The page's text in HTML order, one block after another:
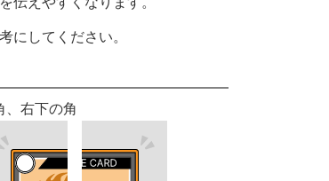
にしてください。
右下の角